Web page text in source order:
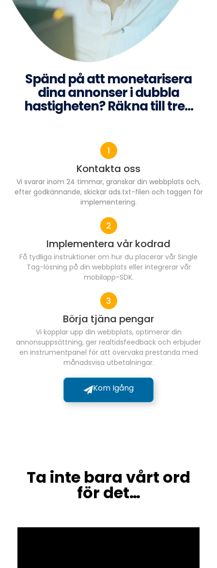
Spänd på att monetarisera
dina annonser i dubbla
hastigheten? Räkna till tre…
Kontakta oss
Vi svarar inom 24 timmar, granskar din webbplats och,
efter godkännande, skickar ads.txt-filen och taggen för
implementering.
Implementera vår kodrad
Få tydliga instruktioner om hur du placerar vår Single
Tag-lösning på din webbplats eller integrerar vår
mobilapp-SDK.
Börja tjäna pengar
Vi kopplar upp din webbplats, optimerar din
annonsuppsättning, ger realtidsfeedback och erbjuder
en instrumentpanel för att övervaka prestanda med
månadsvisa utbetalningar.
Kom Igång
Ta inte bara vårt ord
för det…